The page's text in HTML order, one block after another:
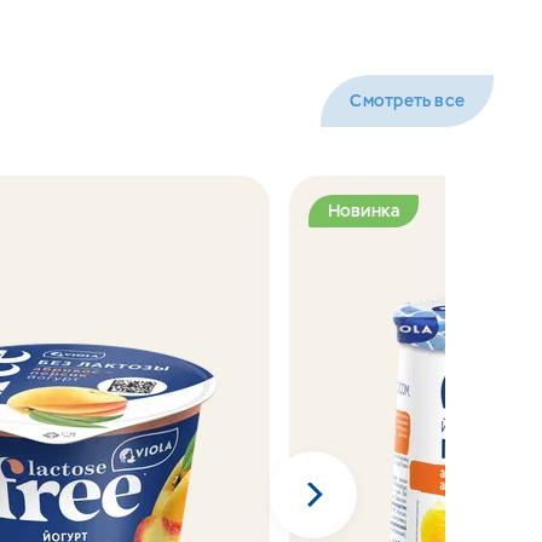
Смотреть все
Новинка